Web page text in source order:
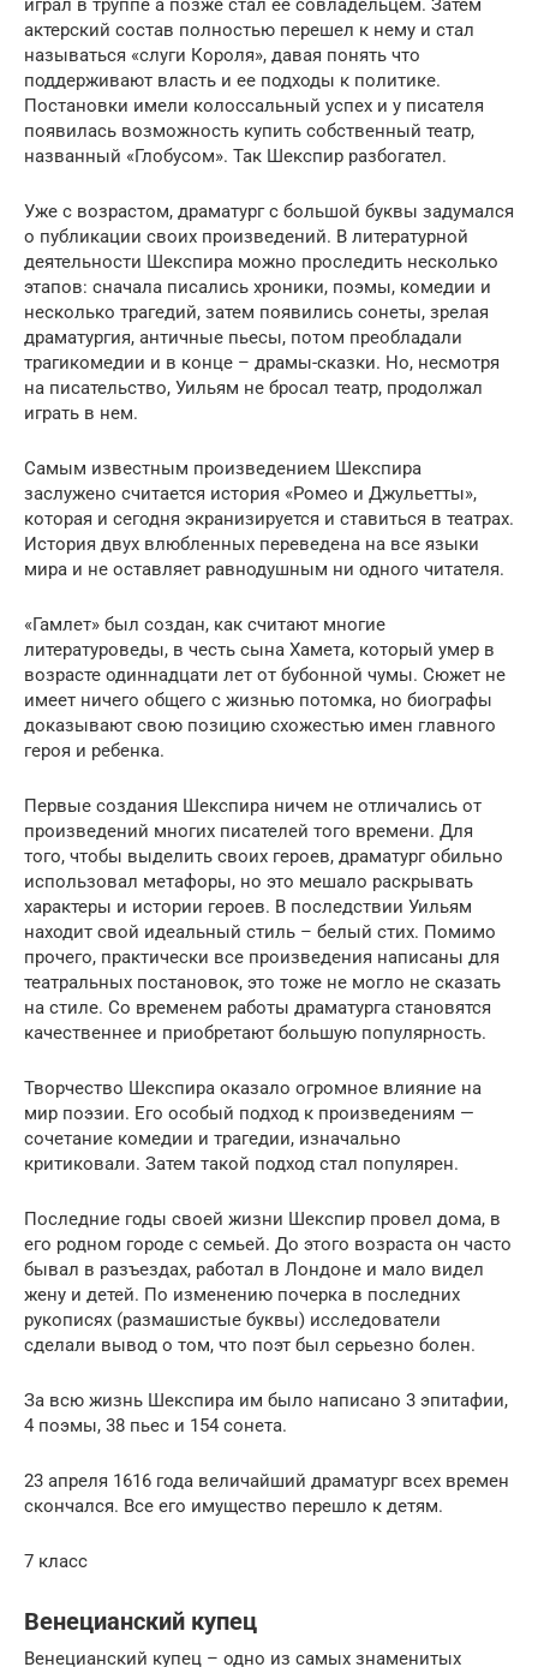
играл в труппе а позже стал ее совладельцем. Затем
актерский состав полностью перешел к нему и стал
называться «слуги Короля», давая понять что
поддерживают власть и ее подходы к политике.
Постановки имели колоссальный успех и у писателя
появилась возможность купить собственный театр,
названный «Глобусом». Так Шекспир разбогател.
Уже с возрастом, драматург с большой буквы задумался
о публикации своих произведений. В литературной
деятельности Шекспира можно проследить несколько
этапов: сначала писались хроники, поэмы, комедии и
несколько трагедий, затем появились сонеты, зрелая
драматургия, античные пьесы, потом преобладали
трагикомедии и в конце – драмы-сказки. Но, несмотря
на писательство, Уильям не бросал театр, продолжал
играть в нем.
Самым известным произведением Шекспира
заслужено считается история «Ромео и Джульетты»,
которая и сегодня экранизируется и ставиться в театрах.
История двух влюбленных переведена на все языки
мира и не оставляет равнодушным ни одного читателя.
«Гамлет» был создан, как считают многие
литературоведы, в честь сына Хамета, который умер в
возрасте одиннадцати лет от бубонной чумы. Сюжет не
имеет ничего общего с жизнью потомка, но биографы
доказывают свою позицию схожестью имен главного
героя и ребенка.
Первые создания Шекспира ничем не отличались от
произведений многих писателей того времени. Для
того, чтобы выделить своих героев, драматург обильно
использовал метафоры, но это мешало раскрывать
характеры и истории героев. В последствии Уильям
находит свой идеальный стиль – белый стих. Помимо
прочего, практически все произведения написаны для
театральных постановок, это тоже не могло не сказать
на стиле. Со временем работы драматурга становятся
качественнее и приобретают большую популярность.
Творчество Шекспира оказало огромное влияние на
мир поэзии. Его особый подход к произведениям —
сочетание комедии и трагедии, изначально
критиковали. Затем такой подход стал популярен.
Последние годы своей жизни Шекспир провел дома, в
его родном городе с семьей. До этого возраста он часто
бывал в разъездах, работал в Лондоне и мало видел
жену и детей. По изменению почерка в последних
рукописях (размашистые буквы) исследователи
сделали вывод о том, что поэт был серьезно болен.
За всю жизнь Шекспира им было написано 3 эпитафии,
4 поэмы, 38 пьес и 154 сонета.
23 апреля 1616 года величайший драматург всех времен
скончался. Все его имущество перешло к детям.
7 класс
Венецианский купец
Венецианский купец – одно из самых знаменитых